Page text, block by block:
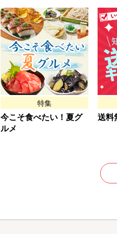
特集
今こそ食べたい！夏グ
ルメ
送料